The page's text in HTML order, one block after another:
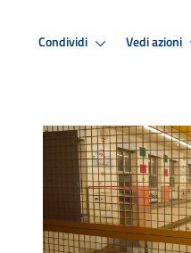
Condividi Vedi azioni